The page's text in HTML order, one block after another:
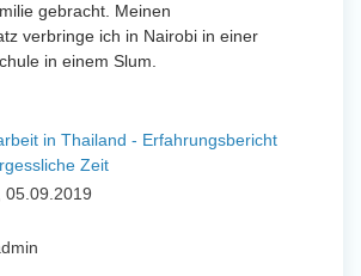
gebracht. Meinen
verbringe ich in Nairobi in einer
in einem Slum.
in Thailand - Erfahrungsbericht
Zeit
05.09.2019